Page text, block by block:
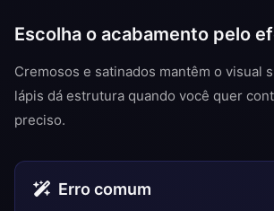
Escolha o acabamento pelo
Cremosos e satinados mantêm o visual
lápis dá estrutura quando você quer
preciso.
Erro comum